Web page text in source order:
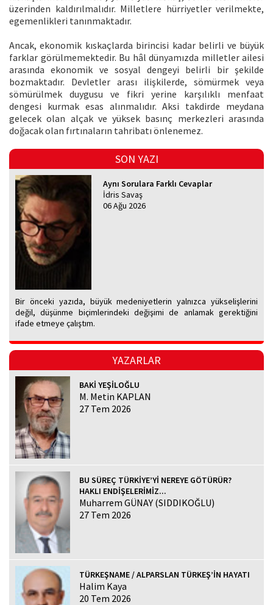
üzerinden kaldırılmalıdır. Milletlere hürriyetler verilmekte,
egemenlikleri tanınmaktadır.
Ancak, ekonomik kıskaçlarda birincisi kadar belirli ve büyük
farklar görülmemektedir. Bu hâl dünyamızda milletler ailesi
arasında ekonomik ve sosyal dengeyi belirli bir şekilde
bozmaktadır. Devletler arası ilişkilerde, sömürmek veya
sömürülmek duygusu ve fikri yerine karşılıklı menfaat
dengesi kurmak esas alınmalıdır. Aksi takdirde meydana
gelecek olan alçak ve yüksek basınç merkezleri arasında
doğacak olan fırtınaların tahribatı önlenemez.
SON YAZI
Aynı Sorulara Farklı Cevaplar
İdris Savaş
06 Ağu 2026
Bir önceki yazıda, büyük medeniyetlerin yalnızca yükselişlerini
değil, düşünme biçimlerindeki değişimi de anlamak gerektiğini
ifade etmeye çalıştım.
YAZARLAR
BAKİ YEŞİLOĞLU
M. Metin KAPLAN
27 Tem 2026
BU SÜREÇ TÜRKİYE’Yİ NEREYE GÖTÜRÜR?
HAKLI ENDİŞELERİMİZ...
Muharrem GÜNAY (SIDDIKOĞLU)
27 Tem 2026
TÜRKEŞNAME / ALPARSLAN TÜRKEŞ’İN HAYATI
Halim Kaya
20 Tem 2026